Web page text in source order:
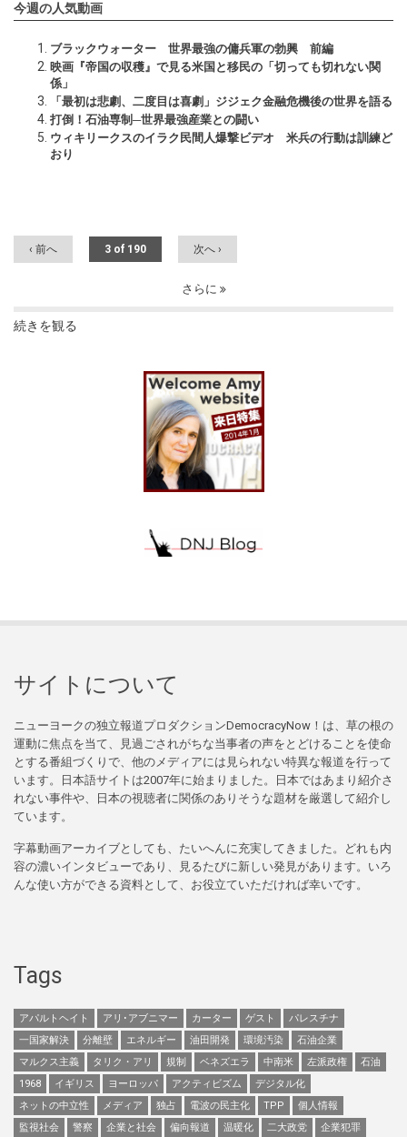
今週の人気動画
ブラックウォーター 世界最強の傭兵軍の勃興 前編
映画『帝国の収穫』で見る米国と移民の「切っても切れない関
係」
「最初は悲劇、二度目は喜劇」ジジェク金融危機後の世界を語る
打倒！石油専制─世界最強産業との闘い
ウィキリークスのイラク民間人爆撃ビデオ 米兵の行動は訓練ど
おり
‹ 前へ 3 of 190 次へ ›
さらに
続きを観る
サイトについて
ニューヨークの独立報道プロダクションDemocracyNow！は、草の根の
運動に焦点を当て、見過ごされがちな当事者の声をとどけることを使命
とする番組づくりで、他のメディアには見られない特異な報道を行って
います。日本語サイトは2007年に始まりました。日本ではあまり紹介さ
れない事件や、日本の視聴者に関係のありそうな題材を厳選して紹介し
ています。
字幕動画アーカイブとしても、たいへんに充実してきました。どれも内
容の濃いインタビューであり、見るたびに新しい発見があります。いろ
んな使い方ができる資料として、お役立ていただければ幸いです。
Tags
アパルトヘイト アリ･アブニマー カーター ゲスト
パレスチナ
一国家解決
分離壁 エネルギー 油田開発 環境汚染
石油企業
マルクス主義
タリク・アリ 規制 ベネズエラ 中南米 左派政権
石油
1968
イギリス ヨーロッパ アクティビズム
デジタル化
ネットの中立性
メディア 独占 電波の民主化 TPP
個人情報
監視社会
警察 企業と社会 偏向報道 温暖化 二大政党 企業犯罪